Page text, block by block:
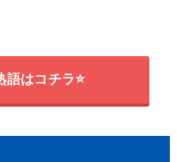
語はコチラ⭐